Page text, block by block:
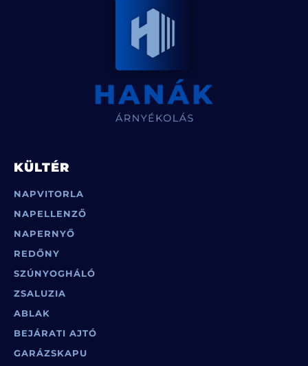
KÜLTÉR
NAPVITORLA
NAPELLENZŐ
NAPERNYŐ
REDŐNY
SZÚNYOGHÁLÓ
ZSALUZIA
ABLAK
BEJÁRATI AJTÓ
GARÁZSKAPU